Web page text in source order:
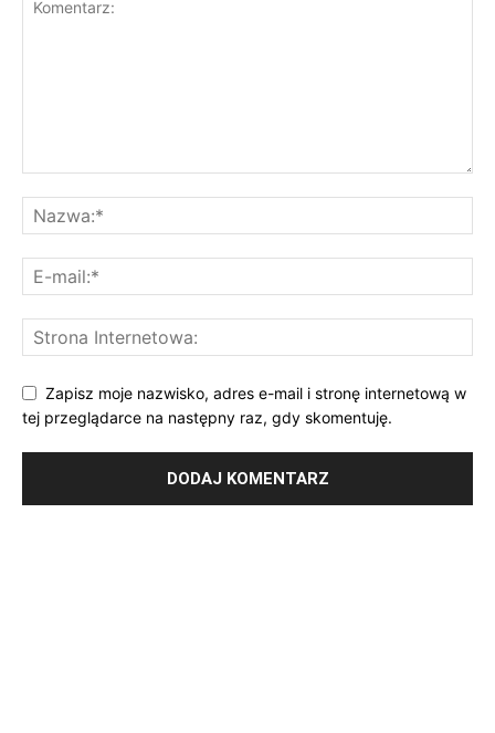
Zapisz moje nazwisko, adres e-mail i stronę internetową w
tej przeglądarce na następny raz, gdy skomentuję.